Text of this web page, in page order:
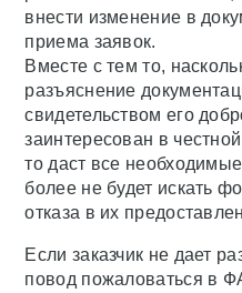
внести изменение в
приема заявок.
Вместе с тем то,
разъяснение
свидетельством его
заинтересован в
то даст все
более не будет искать
отказа в их
Если заказчик не дает
повод пожаловаться в